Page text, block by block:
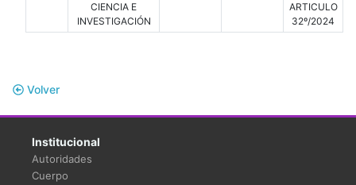
CIENCIA E
INVESTIGACIÓN
ARTICULO
32º/2024
Volver
Institucional
Autoridades
Cuerpo